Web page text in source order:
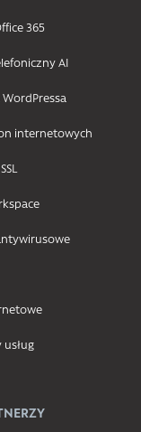
365
AI
internetowych
usług